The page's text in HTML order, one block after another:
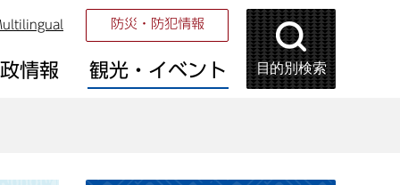
防災・防犯情報
情報 観光・イベント 目的別検索